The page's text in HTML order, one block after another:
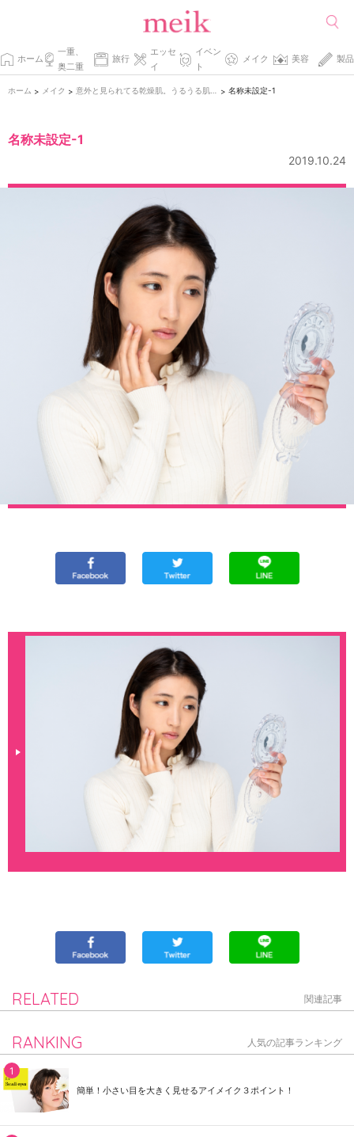
ホーム
一重、
奥二重
旅行
エッセ
イ
イベン
ト
メイク 美容 製品
ホーム > メイク > > 名称未設定-1
名称未設定-1
2019.10.24
RELATED 関連記事
RANKING 人気の記事ランキング
簡単！小さい目を大きく見せるアイメイク３ポイント！